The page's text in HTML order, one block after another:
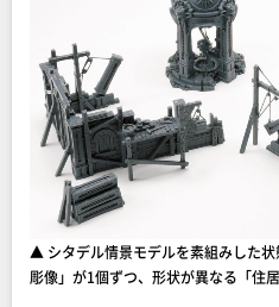
▲ シタデル情景モデルを素組みした
彫像」が1個ずつ、形状が異なる「住